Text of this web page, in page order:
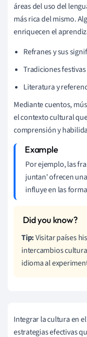
áreas del uso del
más rica del mismo.
enriquecen el
Refranes y sus
Tradiciones
Literatura y
Mediante cuentos,
el contexto cultural
comprensión y
Por ejemplo, las
juntan' ofrecen
influye en las
Tip:Visitar países
intercambios
idioma al
Integrar la cultura en
estrategias efectivas